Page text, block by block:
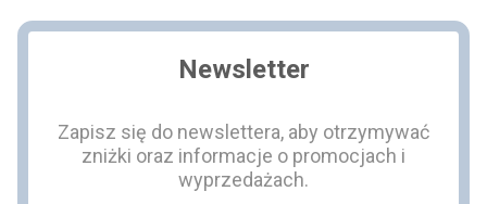
Newsletter
Zapisz się do newslettera, aby otrzymywać
zniżki oraz informacje o promocjach i
wyprzedażach.